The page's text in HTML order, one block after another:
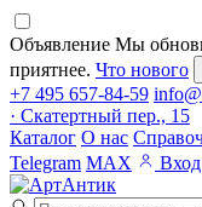
Объявление Мы
приятнее. Что нового
+7 495 657-84-59
· Скатертный пер., 15
Каталог О нас
Telegram MAX Вход